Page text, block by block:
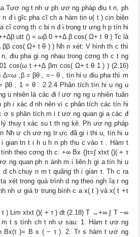
Tươ ng t nh ư ph ươ ng pháp điu t n, ph
n đ i gĩc pha cĩ ch a hàm tin u( t ) cịn biên
cĩ cơng th c bi n đ i trong tr ưng h p tín hi
utt () = ωβ 0 ++∆ β cos( Ω+ t θ ) Tc là
cos( Ω+ t θ ) ) Nh n xét: V hình th c thì
điu pha gi ng nhau trong cơng th c t ng
cos(ω t ++∆ βm cos( Ω+ t θ 1 ) ) (2.16)
,β = βθ , =− θ , tín hi u điu pha thì m
βθ , 1 = θ . 2.2.4 Phân tích tín hi u ng u
u nhiên là các đi l ươ ng ng u nhiên tuân
ph i xác đ nh nên vi c phân tích các tín hi
ơ s phân tích m i t ươ ng quan gi a các đ
thuy t xác su t th ng kê. Ph ươ ng pháp
Nh ư ch ươ ng tr ưc đã gi i thi u, tín hi u
gian tn t i h u h n ph thu c vào τ . Hàm t
theo cơng th c: +∞ Bx ()τ=∫ xtxt ()( + τ
ng quan ph n ánh m i liên h gi a tín hi u
ch chuy n m t quãng th i gian τ. Th c ra
xét trong quá trình d ng theo ngh ĩa r ng
nh ư giá tr trung bình c a x( t ) và x( t +τ
) Lim xtxt ()( + τ ) dt (2.18) T →+∞ ∫ T −∞
m t s tính ch t nh ư sau: 1. Hàm t ươ ng
Bx(τ )= B x ( − τ ). 2. Tr s hàm t ươ ng